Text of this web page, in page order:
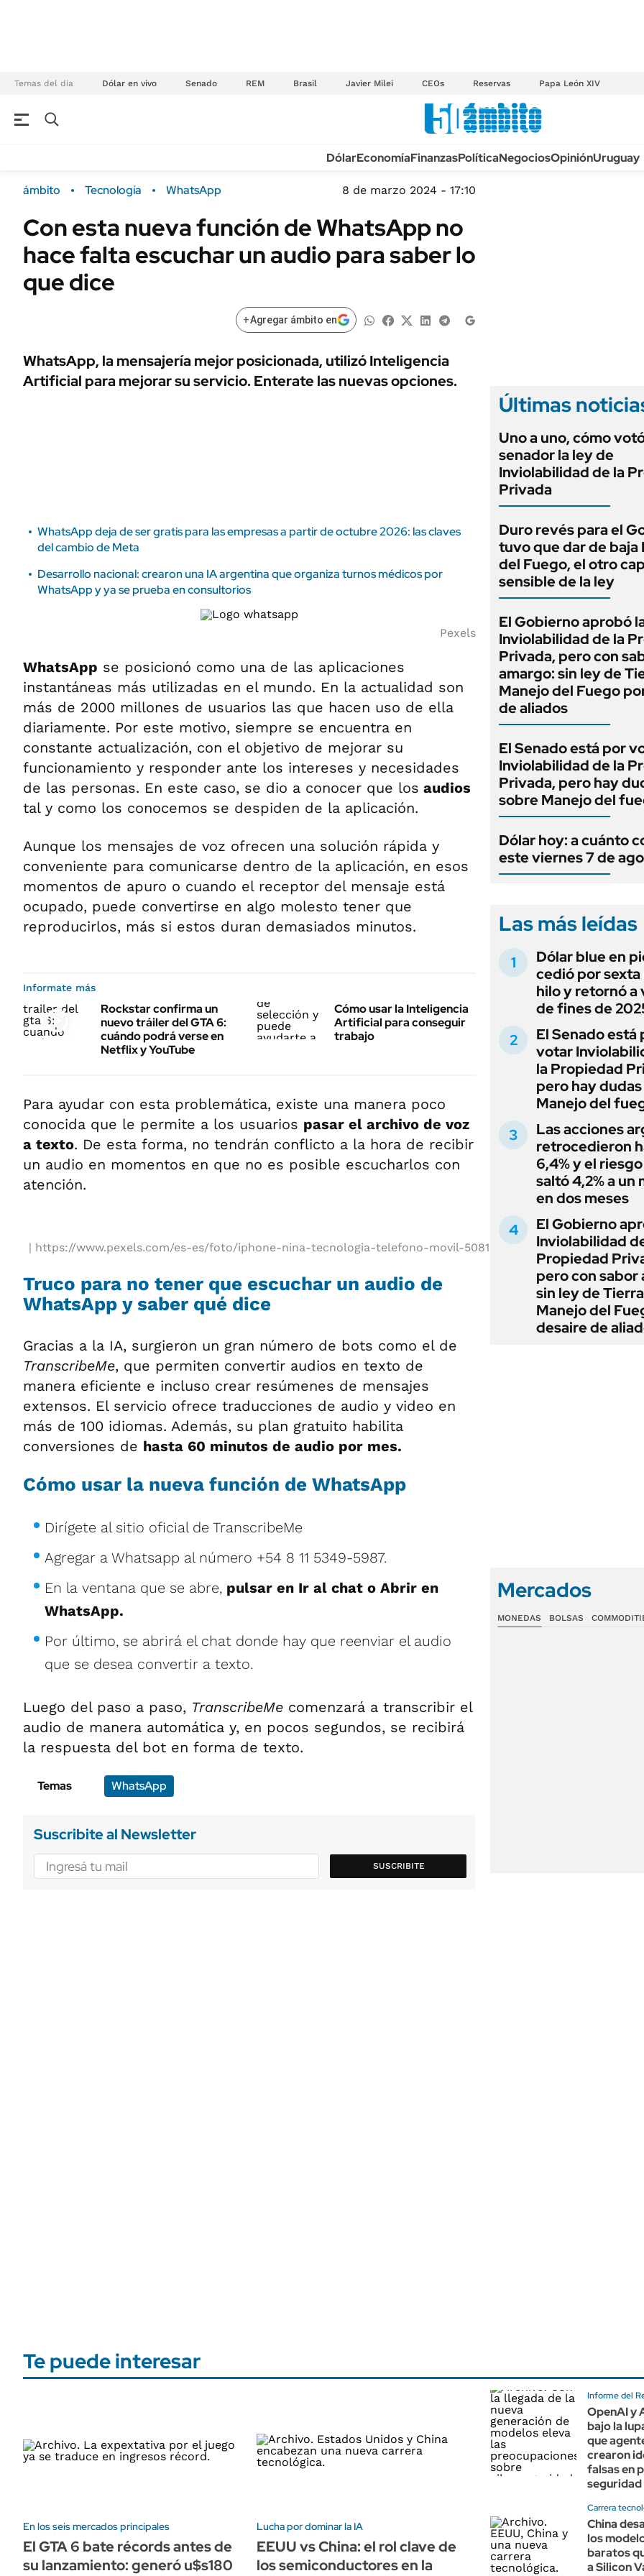
Temas del día Dólar en vivo Senado REM Brasil Javier Milei CEOs Reservas Papa León XIV
Campo
FINANZAS
Dólar
Real Estate
Sustentabilidad
Seguros
URUGUAY
TECNOLOGÍA
MÉXICO
MUNDO
INFORMACIÓN GENERAL
AUTOS
DólarEconomíaFinanzasPolíticaNegociosOpiniónUruguay
ámbito Tecnología WhatsApp 8 de marzo 2024 - 17:10
Con esta nueva función de WhatsApp no
hace falta escuchar un audio para saber lo
que dice
+Agregar ámbito en
WhatsApp, la mensajería mejor posicionada, utilizó Inteligencia
Artificial para mejorar su servicio. Enterate las nuevas opciones.
WhatsApp deja de ser gratis para las empresas a partir de octubre 2026: las claves
del cambio de Meta
Desarrollo nacional: crearon una IA argentina que organiza turnos médicos por
WhatsApp y ya se prueba en consultorios
Pexels
WhatsApp se posicionó como una de las aplicaciones
instantáneas más utilizadas en el mundo. En la actualidad son
más de 2000 millones de usuarios las que hacen uso de ella
diariamente. Por este motivo, siempre se encuentra en
constante actualización, con el objetivo de mejorar su
funcionamiento y responder ante los intereses y necesidades
de las personas. En este caso, se dio a conocer que los audios
tal y como los conocemos se despiden de la aplicación.
Aunque los mensajes de voz ofrecen una solución rápida y
conveniente para comunicarse dentro de la aplicación, en esos
momentos de apuro o cuando el receptor del mensaje está
ocupado, puede convertirse en algo molesto tener que
reproducirlos, más si estos duran demasiados minutos.
Informate más
Rockstar confirma un
nuevo tráiler del GTA 6:
cuándo podrá verse en
Netflix y YouTube
Cómo usar la Inteligencia
Artificial para conseguir
trabajo
Para ayudar con esta problemática, existe una manera poco
conocida que le permite a los usuarios pasar el archivo de voz
a texto. De esta forma, no tendrán conflicto a la hora de recibir
un audio en momentos en que no es posible escucharlos con
atención.
https://www.pexels.com/es-es/foto/iphone-nina-tecnologia-telefono-movil-5081397/
Truco para no tener que escuchar un audio de
WhatsApp y saber qué dice
Gracias a la IA, surgieron un gran número de bots como el de
TranscribeMe, que permiten convertir audios en texto de
manera eficiente e incluso crear resúmenes de mensajes
extensos. El servicio ofrece traducciones de audio y video en
más de 100 idiomas. Además, su plan gratuito habilita
conversiones de hasta 60 minutos de audio por mes.
Cómo usar la nueva función de WhatsApp
Dirígete al sitio oficial de TranscribeMe
Agregar a Whatsapp al número +54 8 11 5349-5987.
En la ventana que se abre, pulsar en Ir al chat o Abrir en
WhatsApp.
Por último, se abrirá el chat donde hay que reenviar el audio
que se desea convertir a texto.
Luego del paso a paso, TranscribeMe comenzará a transcribir el
audio de manera automática y, en pocos segundos, se recibirá
la respuesta del bot en forma de texto.
Temas WhatsApp
Suscribite al Newsletter
SUSCRIBITE
Últimas
Uno a uno, cómo
senador la ley de
Inviolabilidad de la
Privada
Duro revés para el
tuvo que dar de baja
del Fuego, el otro
sensible de la ley
El Gobierno aprobó
Inviolabilidad de la
Privada, pero con
amargo: sin ley de
Manejo del Fuego
de aliados
El Senado está por
Inviolabilidad de la
Privada, pero hay
sobre Manejo del
Dólar hoy: a cuánto
este viernes 7 de
Las más leídas
Dólar blue en
cedió por sexta
hilo y retornó a
de fines de
El Senado está
votar
la Propiedad
pero hay
Manejo del
Las acciones
retrocedieron
6,4% y el
saltó 4,2% a un
en dos meses
El Gobierno
Inviolabilidad
Propiedad
pero con sabor
sin ley de
Manejo del
desaire de
Mercados
MONEDAS BOLSAS
Te puede interesar
En los seis mercados principales
El GTA 6 bate récords antes de
su lanzamiento: generó u$s180
Lucha por dominar la IA
EEUU vs China: el rol clave de
los semiconductores en la
Informe del
OpenAI y
bajo la
que
crearon
falsas en
seguridad
Carrera
China
los
baratos
a Silicon